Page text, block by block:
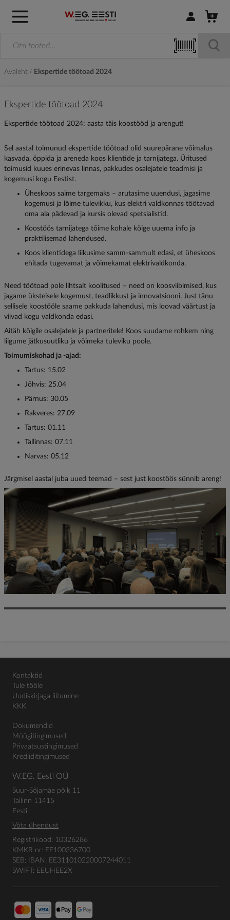
Logi sisse /
Avaleht Ekspertide töötoad 2024
Ekspertide töötoad 2024
Ekspertide töötoad 2024: aasta täis koostööd ja arengut!
Sel aastal toimunud ekspertide töötoad olid suurepärane võimalus
kasvada, õppida ja areneda koos klientide ja tarnijatega. Üritused
toimusid kuues erinevas linnas, pakkudes osalejatele teadmisi ja
kogemusi kogu Eestist.
Üheskoos saime targemaks – arutasime uuendusi, jagasime
kogemusi ja lõime tulevikku, kus elektri valdkonnas töötavad
oma ala pädevad ja kursis olevad spetsialistid.
Koostöös tarnijatega tõime kohale kõige uuema info ja
praktilisemad lahendused.
Koos klientidega liikusime samm-sammult edasi, et üheskoos
ehitada tugevamat ja võimekamat elektrivaldkonda.
Need töötoad pole lihtsalt koolitused – need on koosviibimised, kus
jagame üksteisele kogemust, teadlikkust ja innovatsiooni. Just tänu
sellisele koostööle saame pakkuda lahendusi, mis loovad väärtust ja
viivad kogu valdkonda edasi.
Aitäh kõigile osalejatele ja partneritele! Koos suudame rohkem ning
liigume jätkusuutliku ja võimeka tuleviku poole.
Toimumiskohad ja -ajad:
Tartus: 15.02
Jõhvis: 25.04
Pärnus: 30.05
Rakveres: 27.09
Tartus: 01.11
Tallinnas: 07.11
Narvas: 05.12
Järgmisel aastal juba uued teemad – sest just koostöös sünnib areng!
Kontaktid
Tule tööle
Uudiskirjaga liitumine
KKK
Dokumendid
Müügitingimused
Privaatsustingimused
Krediiditingimused
W.EG. Eesti OÜ
Suur-Sõjamäe põik 11
Tallinn 11415
Eesti
Võta ühendust
Registrikood: 10326286
KMKR nr: EE100336700
SEB: IBAN: EE311010220007244011
SWIFT: EEUHEE2X